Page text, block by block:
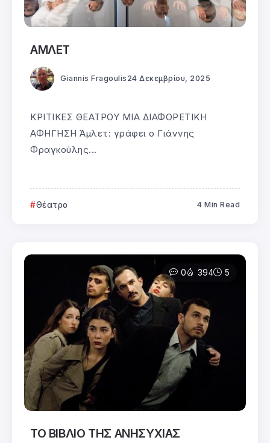
ΑΜΛΕΤ
Giannis Fragoulis 24 Δεκεμβρίου, 2025
ΚΡΙΤΙΚΕΣ ΘΕΑΤΡΟΥ ΜΙΑ ΔΙΑΦΟΡΕΤΙΚΗ
ΑΦΗΓΗΣΗ Άμλετ: γράφει ο Γιάννης
Φραγκούλης...
Θέατρο 4 Min Read
0 394 5
ΤΟ ΒΙΒΛΙΟ ΤΗΣ ΑΝΗΣΥΧΙΑΣ